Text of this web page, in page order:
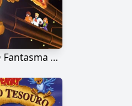
Scooby-Doo! O Fantasma da Ópera